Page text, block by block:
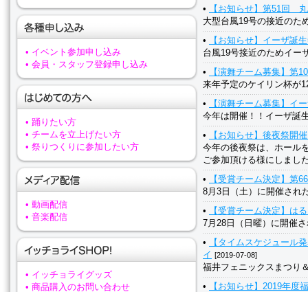
•
【お知らせ】第51回
大型台風19号の接近のた
•
【お知らせ】イーザ誕
台風19号接近のためイー
•
【演舞チーム募集】第
来年予定のケイリン杯が
•
【演舞チーム募集】イ
今年は開催！！イーザ誕
•
【お知らせ】後夜祭開
今年の後夜祭は、ホール
ご参加頂ける様にしまし
•
【受賞チーム決定】第
8月3日（土）に開催され
•
【受賞チーム決定】は
7月28日（日曜）に開催
•
【タイムスケジュール
イ [2019-07-08]
福井フェニックスまつり
•
【お知らせ】2019年
• イベント参加申し込み
• 会員・スタッフ登録申し込み
• 踊りたい方
• チームを立上げたい方
• 祭りつくりに参加したい方
• 動画配信
• 音楽配信
• イッチョライグッズ
• 商品購入のお問い合わせ